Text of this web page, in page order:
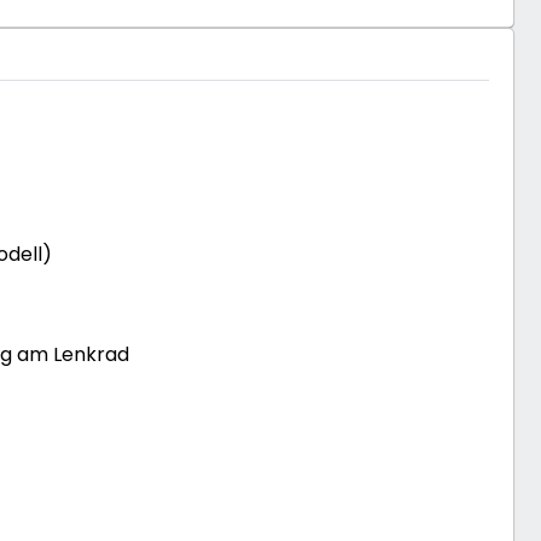
am Lenkrad